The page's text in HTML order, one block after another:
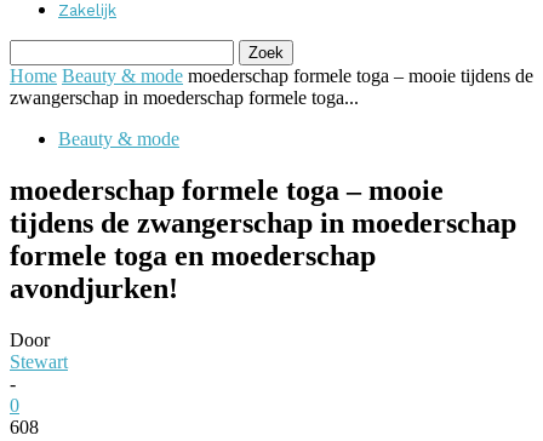
Zakelijk
Home Beauty & mode moederschap formele toga – mooie tijdens de
zwangerschap in moederschap formele toga...
Beauty & mode
moederschap formele toga – mooie
tijdens de zwangerschap in moederschap
formele toga en moederschap
avondjurken!
Door
Stewart
-
0
608